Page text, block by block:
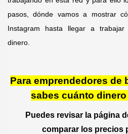
pasos, dónde vamos a mostrar
Instagram hasta llegar a
dinero.
Para emprendedores de
sabes cuánto
Puedes revisar la página
comparar los precios